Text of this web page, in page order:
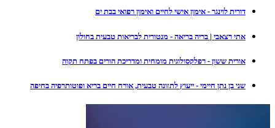
דורית לוינגר - אימון אישי לחיים ואימון רפואי בבת ים
אתי רצאבי | בריה בריאה - מנטורית לבריאות טבעית בחולון
אורית ששון - רפלקסולוגית מומחית ומדריכת הורים בפתח תקוה
שני בן נתן חיימי - ייעוץ לתזונה טבעית, אורח חיים בריא ופוטותרפיה בחיפה